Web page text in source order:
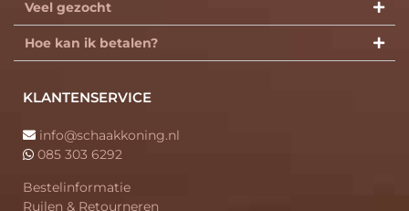
Veel gezocht
Hoe kan ik betalen?
KLANTENSERVICE
info@schaakkoning.nl
085 303 6292
Bestelinformatie
Ruilen & Retourneren